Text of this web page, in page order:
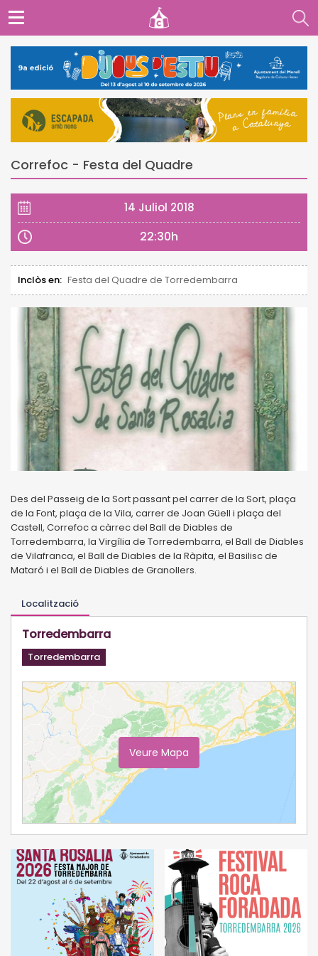
Correfoc - Festa del Quadre
14 Juliol 2018
22:30h
Inclòs en: Festa del Quadre de Torredembarra
Des del Passeig de la Sort passant pel carrer de la Sort, plaça
de la Font, plaça de la Vila, carrer de Joan Güell i plaça del
Castell, Correfoc a càrrec del Ball de Diables de
Torredembarra, la Virgília de Torredembarra, el Ball de Diables
de Vilafranca, el Ball de Diables de la Ràpita, el Basilisc de
Mataró i el Ball de Diables de Granollers.
Localització
Torredembarra
Torredembarra
Veure Mapa